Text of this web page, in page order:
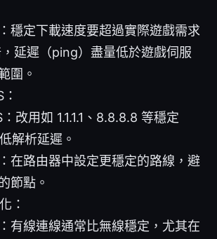
穩定下載速度要超過實際遊戲需求
延遲（ping）盡量低於遊戲伺服
圍。
改用如 1.1.1.1、8.8.8.8 等穩定
解析延遲。
在路由器中設定更穩定的路線，避
節點。
：
有線連線通常比無線穩定，尤其在